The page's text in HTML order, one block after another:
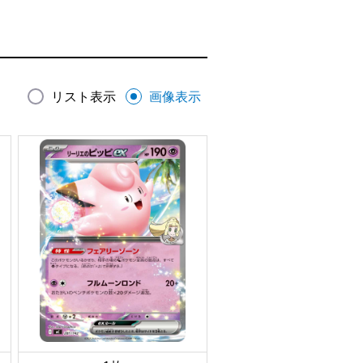
リスト表示 画像表示